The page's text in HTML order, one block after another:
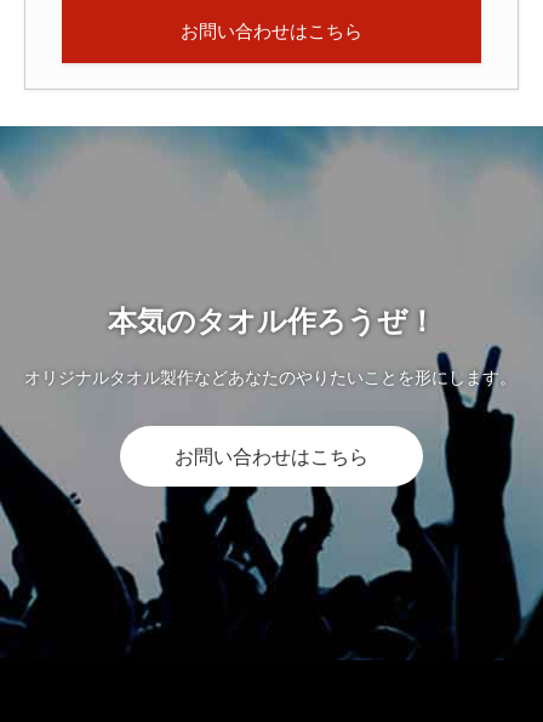
お問い合わせはこちら
本気のタオル作ろうぜ！
オリジナルタオル製作などあなたのやりたいことを形にします。
お問い合わせはこちら